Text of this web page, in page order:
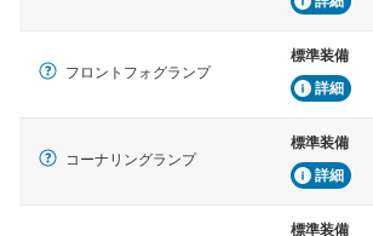
フロントフォグランプ
標準装備
詳細
コーナリングランプ
標準装備
詳細
標準装備